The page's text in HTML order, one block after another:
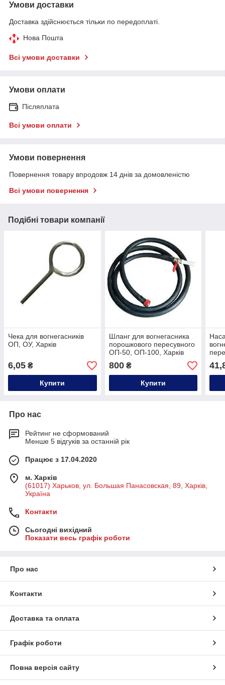
Умови доставки
Доставка здійснюється тільки по передоплаті.
Нова Пошта
Всі умови доставки
Умови оплати
Післяплата
Всі умови оплати
Умови повернення
Повернення товару впродовж 14 днів за домовленістю
Всі умови повернення
Подібні товари компанії
Чека для вогнегасників
ОП, ОУ, Харків
6,05 ₴
Купити
Шланг для вогнегасника
порошкового пересувного
ОП-50, ОП-100, Харків
800₴
Купити
Про нас
Рейтинг не сформований
Менше 5 відгуків за останній рік
Працює з 17.04.2020
м. Харків
(61017) Харьков, ул. Большая Панасовская, 89, Харків,
Україна
Контакти
Сьогодні вихідний
Показати весь графік роботи
Про нас
Контакти
Доставка та оплата
Графік роботи
Повна версія сайту